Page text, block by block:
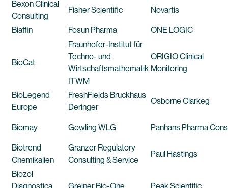
Bexon Clinical
Consulting
Fisher Scientific Novartis
Biaffin Fosun Pharma ONE LOGIC
BioCat
Fraunhofer-Institut für
Techno- und
Wirtschaftsmathematik
ITWM
ORIGIO Clinical
Monitoring
BioLegend
Europe
FreshFields Bruckhaus
Deringer
Osborne Clarkeg
Biomay Gowling WLG Panhans Pharma
Biotrend
Chemikalien
Granzer Regulatory
Consulting & Service
Paul Hastings
Biozol